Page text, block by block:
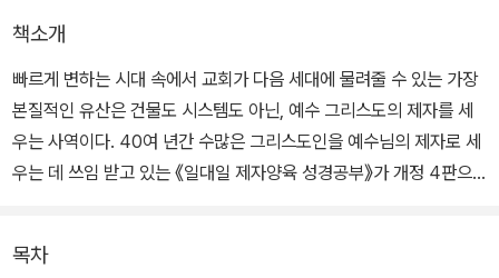
책소개
빠르게 변하는 시대 속에서 교회가 다음 세대에 물려줄 수 있는 가장
본질적인 유산은 건물도 시스템도 아닌, 예수 그리스도의 제자를 세
우는 사역이다. 40여 년간 수많은 그리스도인을 예수님의 제자로 세
우는 데 쓰임 받고 있는 《일대일 제자양육 성경공부》가 개정 4판으
이번 개정판은 총 5개의 장 아래 16과로 구성했으며, 기존 교재의 틀
목차